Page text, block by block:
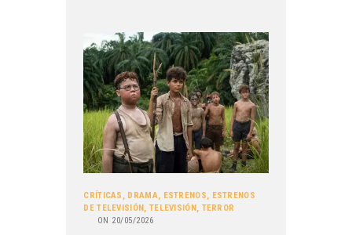
CRÍTICAS , DRAMA, ESTRENOS, ESTRENOS
DE TELEVISIÓN, TELEVISIÓN, TERROR
ON 20/05/2026